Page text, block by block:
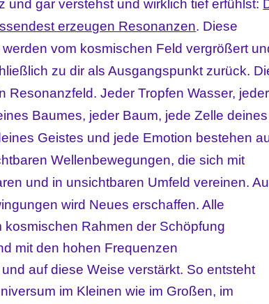
und gar verstehst und wirklich tief erfühlst:
erzeugen Resonanzen. Diese
vom kosmischen Feld vergrößert
zu dir als Ausgangspunkt zurück.
Resonanzfeld. Jeder Tropfen Wasser, jeder
Baumes, jeder Baum, jede Zelle deines
Geistes und jede Emotion bestehen
Wellenbewegungen, die sich mit
und in unsichtbaren Umfeld vereinen.
wird Neues erschaffen. Alle
Rahmen der Schöpfung
mit den hohen Frequenzen
auf diese Weise verstärkt. So entsteht
im Kleinen wie im Großen, im